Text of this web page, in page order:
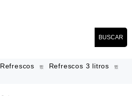
BUSCAR
Refrescos
Refrescos 3 litros